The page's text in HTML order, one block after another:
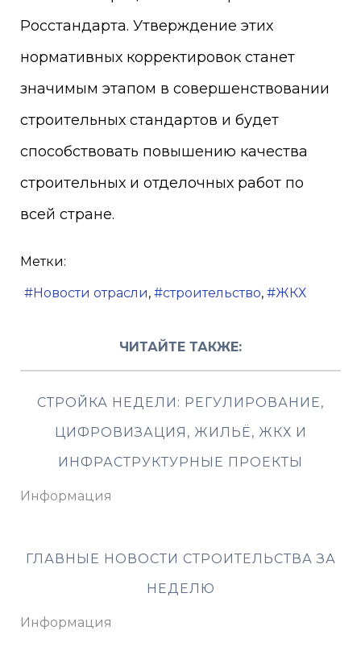
Росстандарта. Утверждение этих
нормативных корректировок станет
значимым этапом в совершенствовании
строительных стандартов и будет
способствовать повышению качества
строительных и отделочных работ по
всей стране.
Метки:
Новости отрасли строительство ЖКХ
ЧИТАЙТЕ ТАКЖЕ:
СТРОЙКА НЕДЕЛИ: РЕГУЛИРОВАНИЕ,
ЦИФРОВИЗАЦИЯ, ЖИЛЬЁ, ЖКХ И
ИНФРАСТРУКТУРНЫЕ ПРОЕКТЫ
Информация
ГЛАВНЫЕ НОВОСТИ СТРОИТЕЛЬСТВА ЗА
НЕДЕЛЮ
Информация